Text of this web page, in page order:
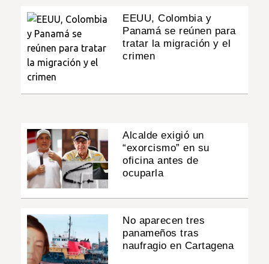
EEUU, Colombia y
Panamá se reúnen para
tratar la migración y el
crimen
Alcalde exigió un
“exorcismo” en su
oficina antes de
ocuparla
No aparecen tres
panameños tras
naufragio en Cartagena